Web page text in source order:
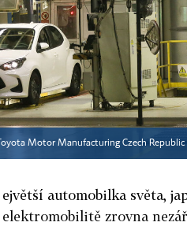
Toyota Motor Manufacturing Czech Republic
ejvětší automobilka světa,
elektromobilitě zrovna